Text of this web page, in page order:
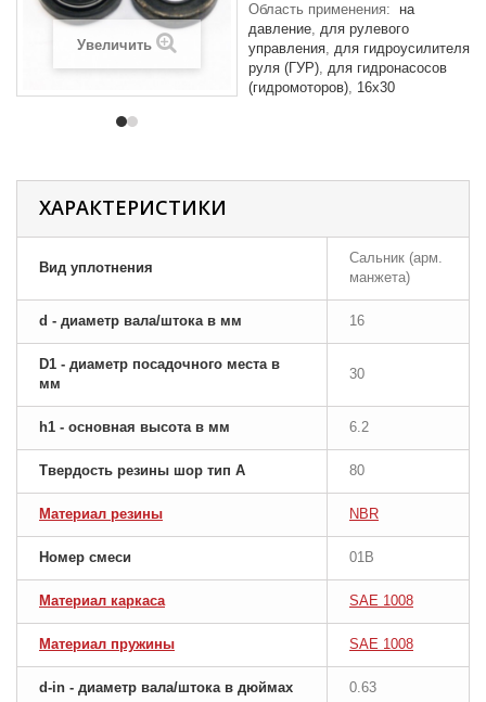
Увеличить
Область применения:
на
давление для рулевого
управления для гидроусилителя
руля (ГУР) для гидронасосов
(гидромоторов) 16x30
ХАРАКТЕРИСТИКИ
Вид уплотнения
Сальник (арм.
манжета)
d - диаметр вала/штока в мм 16
D1 - диаметр посадочного места в
мм
30
h1 - основная высота в мм 6.2
Твердость резины шор тип A 80
Материал резины NBR
Номер смеси 01B
Материал каркаса SAE 1008
Материал пружины SAE 1008
d-in - диаметр вала/штока в дюймах 0.63